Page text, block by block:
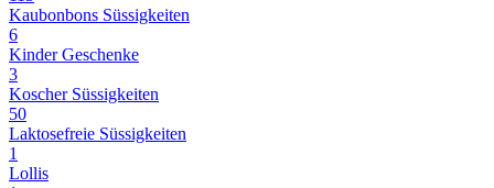
Kaubonbons Süssigkeiten
6
Kinder Geschenke
3
Koscher Süssigkeiten
50
Laktosefreie Süssigkeiten
1
Lollis